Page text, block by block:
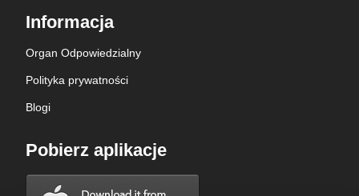
Informacja
Organ Odpowiedzialny
Polityka prywatności
Blogi
Pobierz aplikacje